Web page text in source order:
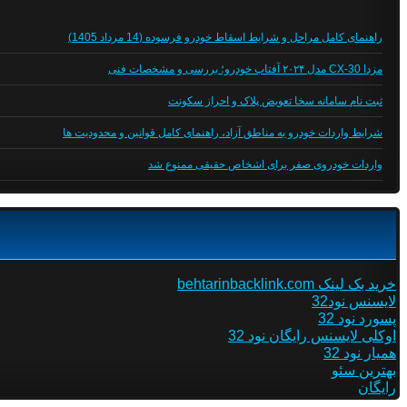
راهنمای کامل مراحل و شرایط اسقاط خودرو فرسوده (14 مرداد 1405)
مزدا CX-30 مدل ۲۰۲۴ آفتاب خودرو؛ بررسی و مشخصات فنی
ثبت نام سامانه سخا تعویض پلاک و احراز سکونت
شرایط واردات خودرو به مناطق آزاد، راهنمای کامل قوانین و محدودیت ها
واردات خودروی صفر برای اشخاص حقیقی ممنوع شد
خرید بک لینک behtarinbacklink.com
لایسنس نود32
پسورد نود 32
اوکلی لایسنس رایگان نود 32
همیار نود 32
بهترین سئو
رایگان